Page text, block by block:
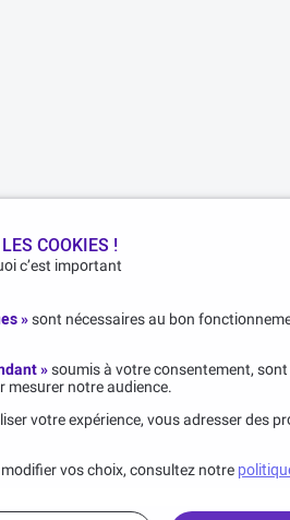
COOKIES !
c’est important
»sont nécessaires au bon
»soumis à votre consentement,
mesurer notre audience.
votre expérience, vous adresser des
vos choix, consultez notre